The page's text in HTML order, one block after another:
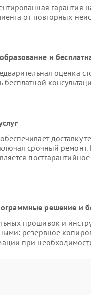
от повторных
и
оценка
бесплатной
доставку
срочный ремонт.
решение и
прошивок и
резервное
при